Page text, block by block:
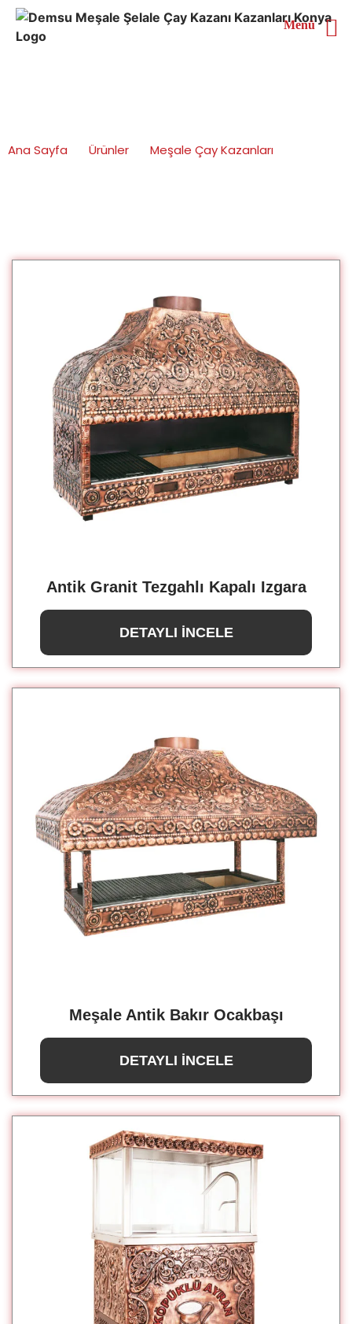
Ana Sayfa Ürünler
Meşale Çay Kazanları
Antik Granit Tezgahlı Kapalı Izgara
DETAYLI İNCELE
Meşale Antik Bakır Ocakbaşı
DETAYLI İNCELE
Menü